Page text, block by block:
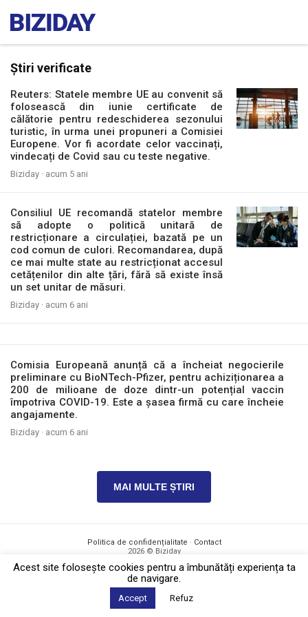
Știri verificate
Reuters: Statele membre UE au convenit să
folosească din iunie certificate de
călătorie pentru redeschiderea sezonului
turistic, în urma unei propuneri a Comisiei
Europene. Vor fi acordate celor vaccinați,
vindecați de Covid sau cu teste negative.
Biziday · acum 5 ani
Consiliul UE recomandă statelor membre
să adopte o politică unitară de
restricționare a circulației, bazată pe un
cod comun de culori. Recomandarea, după
ce mai multe state au restricționat accesul
cetățenilor din alte țări, fără să existe însă
un set unitar de măsuri.
Biziday · acum 6 ani
Comisia Europeană anunță că a încheiat negocierile
preliminare cu BioNTech-Pfizer, pentru achiziționarea a
200 de milioane de doze dintr-un potențial vaccin
împotriva COVID-19. Este a șasea firmă cu care încheie
angajamente.
Biziday · acum 6 ani
MAI MULTE ȘTIRI
Politica de confidențialitate · Contact
2026 © Biziday
Acest site foloseşte cookies pentru a îmbunătăți experiența ta
de navigare.
Accept Refuz